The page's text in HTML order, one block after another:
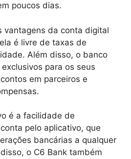
poucos dias.
vantagens da conta digital
é livre de taxas de
Além disso, o banco
para os seus
em parceiros e
é a facilidade de
pelo aplicativo, que
bancárias a qualquer
o C6 Bank também